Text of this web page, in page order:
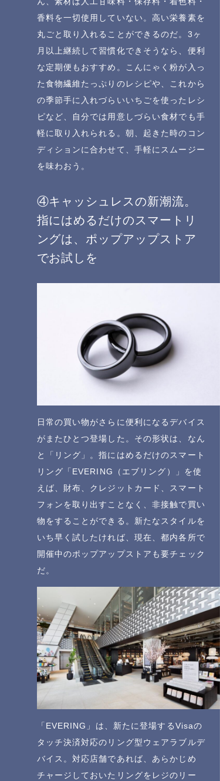
香料を一切使用していない。高い栄養素を
丸ごと取り入れることができるのだ。3ヶ
月以上継続して習慣化できそうなら、便利
な定期便もおすすめ。こんにゃく粉が入っ
た食物繊維たっぷりのレシピや、これから
の季節手に入れづらいいちごを使ったレシ
ピなど、自分では用意しづらい食材でも手
軽に取り入れられる。朝、起きた時のコン
ディションに合わせて、手軽にスムージー
を味わおう。
④キャッシュレスの新潮流。
指にはめるだけのスマートリ
ングは、ポップアップストア
でお試しを
日常の買い物がさらに便利になるデバイス
がまたひとつ登場した。その形状は、なん
と「リング」。指にはめるだけのスマート
リング「EVERING（エブリング）」を使
えば、財布、クレジットカード、スマート
フォンを取り出すことなく、非接触で買い
物をすることができる。新たなスタイルを
いち早く試したければ、現在、都内各所で
開催中のポップアップストアも要チェック
だ。
「EVERING」は、新たに登場するVisaの
タッチ決済対応のリング型ウェアラブルデ
バイス。対応店舗であれば、あらかじめ
チャージしておいたリングをレジのリー